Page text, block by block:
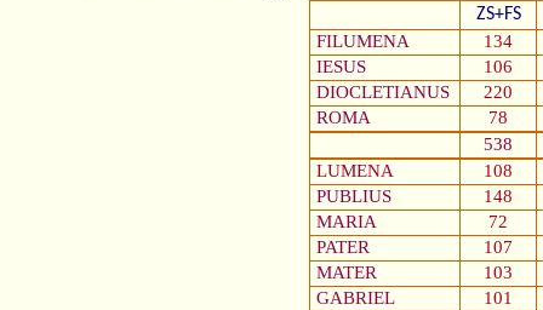
ZS+FS
FILUMENA
134
IESUS
106
DIOCLETIANUS
220
ROMA
78
538
LUMENA
108
PUBLIUS
148
MARIA
72
PATER
107
MATER
103
GABRIEL
101